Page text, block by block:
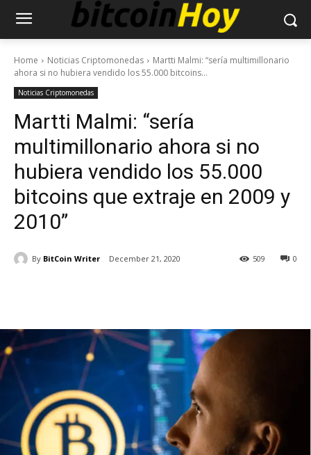
Home Noticias Criptomonedas
Martti Malmi: “sería multimillonario
ahora si no hubiera vendido los 55.000 bitcoins...
Noticias Criptomonedas
Martti Malmi: “sería
multimillonario ahora si no
hubiera vendido los 55.000
bitcoins que extraje en 2009 y
2010”
By BitCoin Writer December 21, 2020 0
509